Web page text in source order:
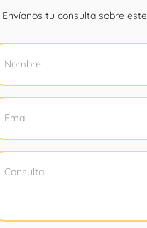
Envíanos tu consulta sobre